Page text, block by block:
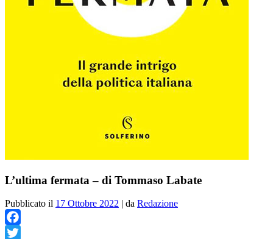
L’ultima fermata – di Tommaso Labate
Pubblicato il 17 Ottobre 2022 | da Redazione
Facebook